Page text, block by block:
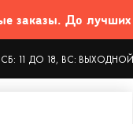
заказы. До лучших
11 ДО 18, ВС: ВЫХОДНОЙ